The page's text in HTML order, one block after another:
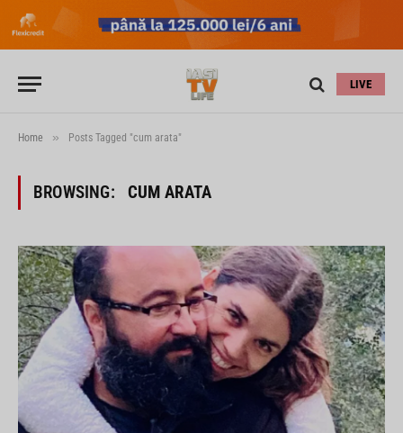
LIVE
Home » Posts Tagged "cum arata"
BROWSING: CUM ARATA